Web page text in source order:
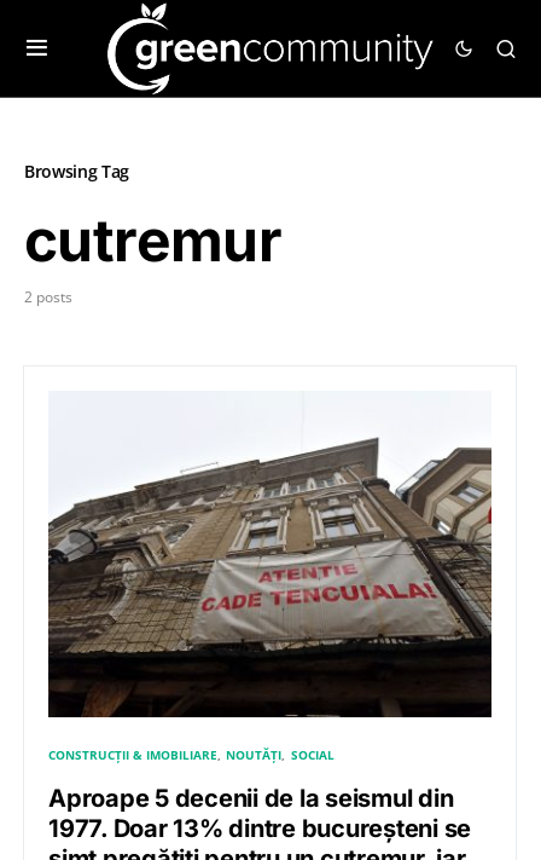
Browsing Tag
cutremur
2 posts
CONSTRUCȚII & IMOBILIARE NOUTĂȚI SOCIAL
Aproape 5 decenii de la seismul din
1977. Doar 13% dintre bucureșteni se